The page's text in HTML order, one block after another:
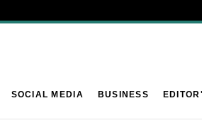
SOCIAL MEDIA BUSINESS